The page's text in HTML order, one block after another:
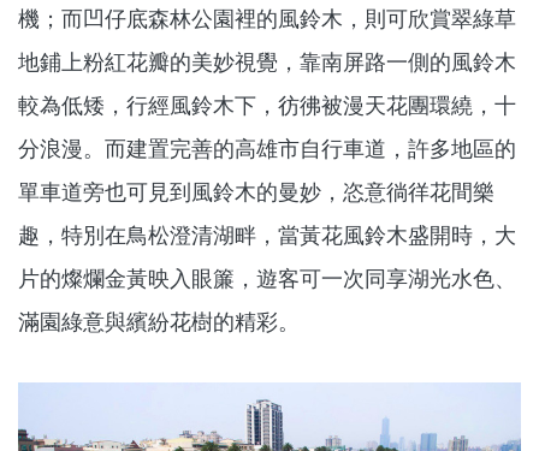
機；而凹仔底森林公園裡的風鈴木，則可欣賞翠綠草
地鋪上粉紅花瓣的美妙視覺，靠南屏路一側的風鈴木
較為低矮，行經風鈴木下，彷彿被漫天花團環繞，十
分浪漫。而建置完善的高雄市自行車道，許多地區的
單車道旁也可見到風鈴木的曼妙，恣意徜徉花間樂
趣，特別在鳥松澄清湖畔，當黃花風鈴木盛開時，大
片的燦爛金黃映入眼簾，遊客可一次同享湖光水色、
滿園綠意與繽紛花樹的精彩。